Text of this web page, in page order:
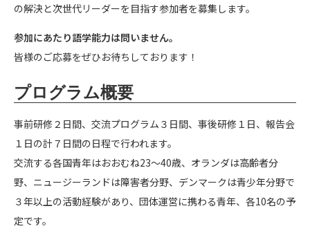
の解決と次世代リーダーを目指す参加者を募集します。
参加にあたり語学能力は問いません。
皆様のご応募をぜひお待ちしております！
プログラム概要
事前研修２日間、交流プログラム３日間、事後研修１日、報告会
１日の計７日間の日程で行われます。
交流する各国青年はおおむね23～40歳、オランダは高齢者分
野、ニュージーランドは障害者分野、デンマークは青少年分野で
３年以上の活動経験があり、団体運営に携わる青年、各10名の予
定です。